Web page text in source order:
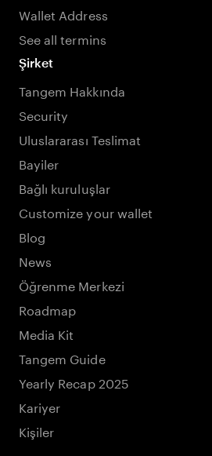
Wallet Address
See all termins
Şirket
Tangem Hakkında
Security
Uluslararası Teslimat
Bayiler
Bağlı kuruluşlar
Customize your wallet
Blog
News
Öğrenme Merkezi
Roadmap
Media Kit
Tangem Guide
Yearly Recap 2025
Kariyer
Kişiler